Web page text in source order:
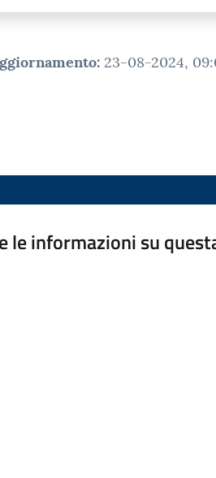
: 23-08-2024,
le informazioni su